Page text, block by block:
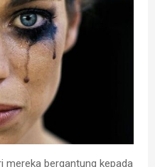
mereka bergantung kepada